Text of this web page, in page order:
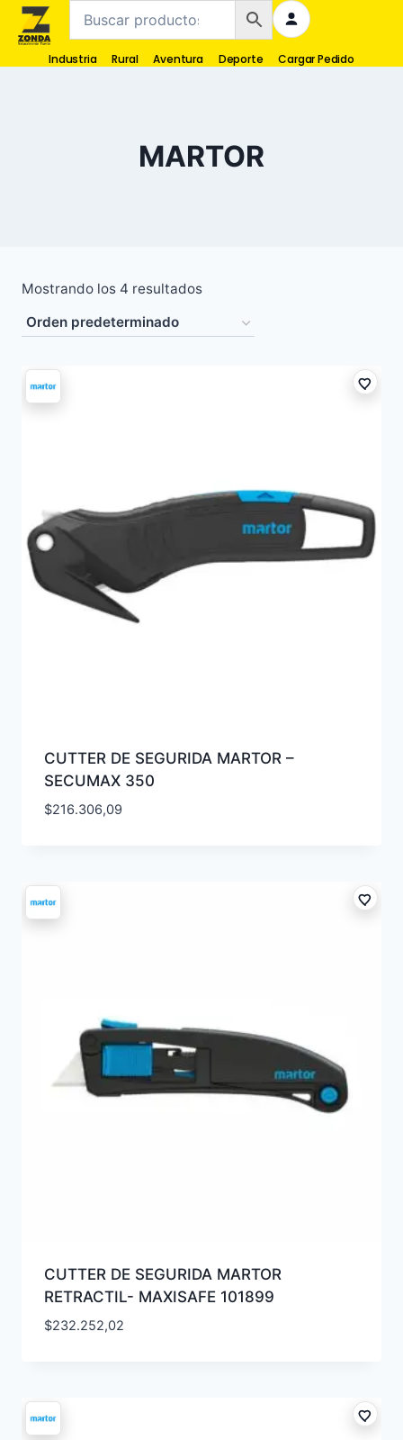
Industria Rural Aventura Deporte Cargar Pedido
MARTOR
Mostrando los 4 resultados
CUTTER DE SEGURIDA MARTOR –
SECUMAX 350
$216.306,09
CUTTER DE SEGURIDA MARTOR
RETRACTIL- MAXISAFE 101899
$232.252,02